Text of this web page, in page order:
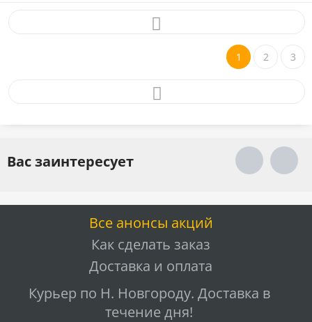
1 2 3
Вас заинтересует
Все анонсы акций
Как сделать заказ
Доставка и оплата
Курьер по Н. Новгороду. Доставка в
течение дня!